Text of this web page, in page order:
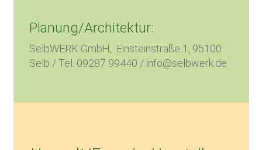
Planung/Architektur:
SelbWERK GmbH, Einsteinstraße 1, 95100
Selb / Tel. 09287 99440 / info@selbwerk.de